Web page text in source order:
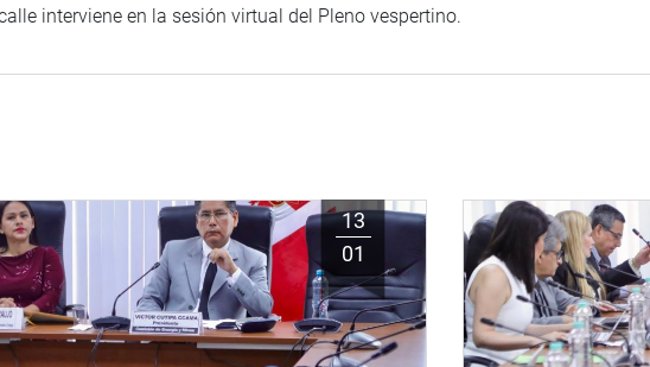
interviene en la sesión virtual del Pleno vespertino.
13
01